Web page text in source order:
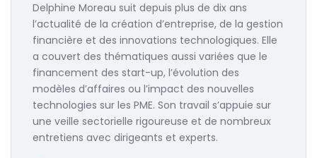
Delphine Moreau suit depuis plus de dix ans
l’actualité de la création d’entreprise, de la gestion
financière et des innovations technologiques. Elle
a couvert des thématiques aussi variées que le
financement des start-up, l’évolution des
modèles d’affaires ou l’impact des nouvelles
technologies sur les PME. Son travail s’appuie sur
une veille sectorielle rigoureuse et de nombreux
entretiens avec dirigeants et experts.